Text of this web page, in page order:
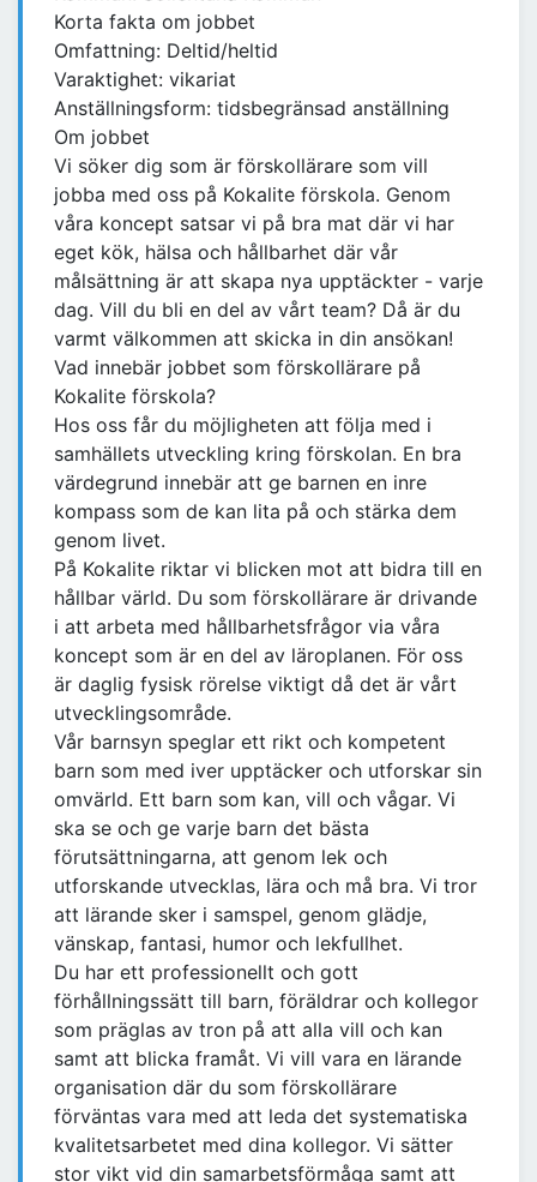
Korta fakta om jobbet
Omfattning: Deltid/heltid
Varaktighet: vikariat
Anställningsform: tidsbegränsad anställning
Om jobbet
Vi söker dig som är förskollärare som vill
jobba med oss på Kokalite förskola. Genom
våra koncept satsar vi på bra mat där vi har
eget kök, hälsa och hållbarhet där vår
målsättning är att skapa nya upptäckter - varje
dag. Vill du bli en del av vårt team? Då är du
varmt välkommen att skicka in din ansökan!
Vad innebär jobbet som förskollärare på
Kokalite förskola?
Hos oss får du möjligheten att följa med i
samhällets utveckling kring förskolan. En bra
värdegrund innebär att ge barnen en inre
kompass som de kan lita på och stärka dem
genom livet.
På Kokalite riktar vi blicken mot att bidra till en
hållbar värld. Du som förskollärare är drivande
i att arbeta med hållbarhetsfrågor via våra
koncept som är en del av läroplanen. För oss
är daglig fysisk rörelse viktigt då det är vårt
utvecklingsområde.
Vår barnsyn speglar ett rikt och kompetent
barn som med iver upptäcker och utforskar sin
omvärld. Ett barn som kan, vill och vågar. Vi
ska se och ge varje barn det bästa
förutsättningarna, att genom lek och
utforskande utvecklas, lära och må bra. Vi tror
att lärande sker i samspel, genom glädje,
vänskap, fantasi, humor och lekfullhet.
Du har ett professionellt och gott
förhållningssätt till barn, föräldrar och kollegor
som präglas av tron på att alla vill och kan
samt att blicka framåt. Vi vill vara en lärande
organisation där du som förskollärare
förväntas vara med att leda det systematiska
kvalitetsarbetet med dina kollegor. Vi sätter
stor vikt vid din samarbetsförmåga samt att